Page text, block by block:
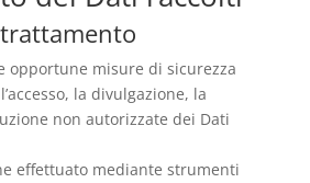
opportune misure di sicurezza
la divulgazione, la
non autorizzate dei Dati
effettuato mediante strumenti